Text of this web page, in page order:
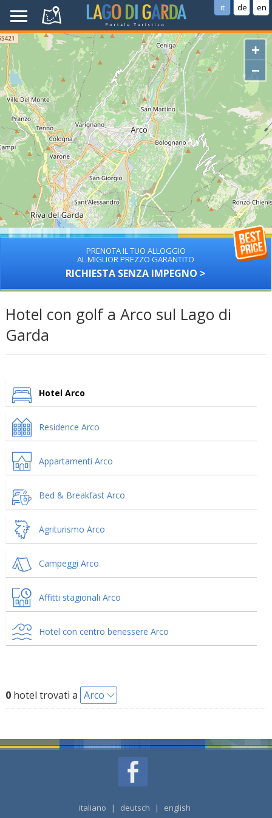
it de en
+
−
PRENOTA IL TUO ALLOGGIO
AL MIGLIOR PREZZO GARANTITO
RICHIESTA SENZA IMPEGNO >
Hotel con golf a Arco sul Lago di
Garda
Hotel Arco
Residence Arco
Appartamenti Arco
Bed & Breakfast Arco
Agriturismo Arco
Campeggi Arco
Affitti stagionali Arco
Hotel con centro benessere Arco
0hotel trovati a Arco
italiano | deutsch | english